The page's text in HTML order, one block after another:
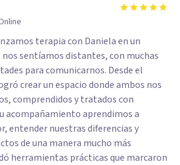
terapia con Daniela en un
sentíamos distantes, con muchas
para comunicarnos. Desde el
crear un espacio donde ambos nos
comprendidos y tratados con
acompañamiento aprendimos a
entender nuestras diferencias y
de una manera mucho más
herramientas prácticas que marcaron